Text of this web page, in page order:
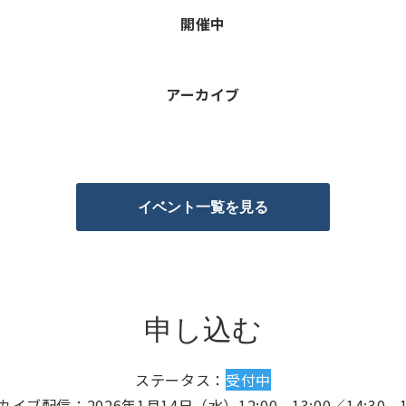
開催中
アーカイブ
イベント一覧を見る
申し込む
ステータス： 受付中